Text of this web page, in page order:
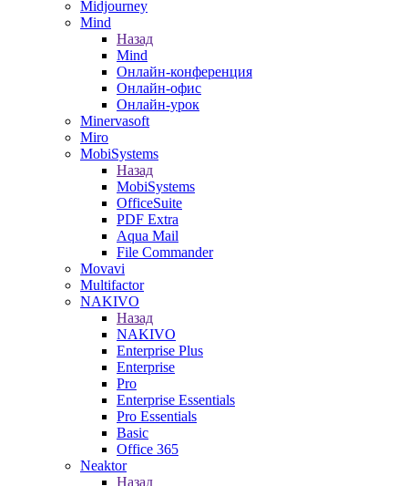
Midjourney
Mind
Назад
Mind
Онлайн-конференция
Онлайн-офис
Онлайн-урок
Minervasoft
Miro
MobiSystems
Назад
MobiSystems
OfficeSuite
PDF Extra
Aqua Mail
File Commander
Movavi
Multifactor
NAKIVO
Назад
NAKIVO
Enterprise Plus
Enterprise
Pro
Enterprise Essentials
Pro Essentials
Basic
Office 365
Neaktor
Назад